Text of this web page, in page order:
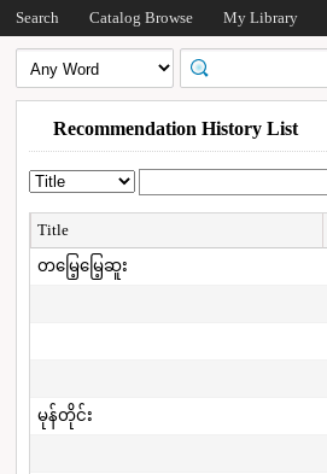
Search Catalog Browse My Library
Recommendation History List
Title
တမြေ့မြေ့ဆူး
မုန်တိုင်း